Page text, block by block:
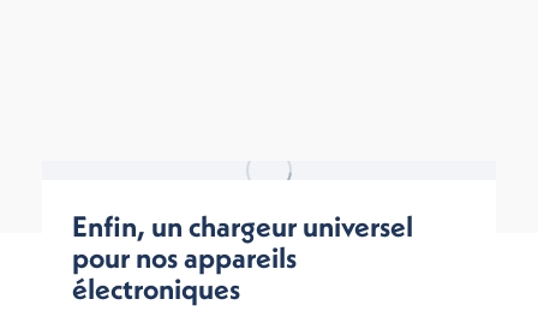
Enfin, un chargeur universel
pour nos appareils
électroniques